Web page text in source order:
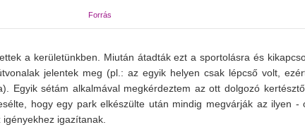
Forrás
a kerületünkben. Miután átadták ezt a sportolásra és
jelentek meg (pl.: az egyik helyen csak lépcső volt,
Egyik sétám alkalmával megkérdeztem az ott dolgozó
hogy egy park elkészülte után mindig megvárják az ilyen -
igazítanak.